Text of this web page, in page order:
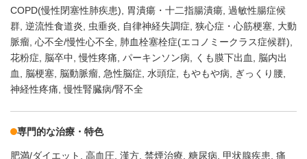
COPD(慢性閉塞性肺疾患) 胃潰瘍・十二指腸潰瘍 過敏性腸症候
群 逆流性食道炎 虫垂炎 自律神経失調症 狭心症・心筋梗塞 大動
脈瘤 心不全/慢性心不全 肺血栓塞栓症(エコノミークラス症候群)
花粉症
脳卒中 慢性疼痛 パーキンソン病 くも膜下出血
脳内出
血
脳梗塞 脳動脈瘤 急性脳症 水頭症 もやもや病
ぎっくり腰
神経性疼痛 慢性腎臓病/腎不全
専門的な治療・特色
肥満/ダイエット 高血圧 漢方 禁煙治療 糖尿病 甲状腺疾患 痛